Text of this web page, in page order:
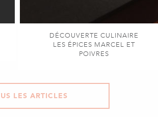
DÉCOUVERTE CULINAIRE
LES ÉPICES MARCEL ET
POIVRES
LES ARTICLES